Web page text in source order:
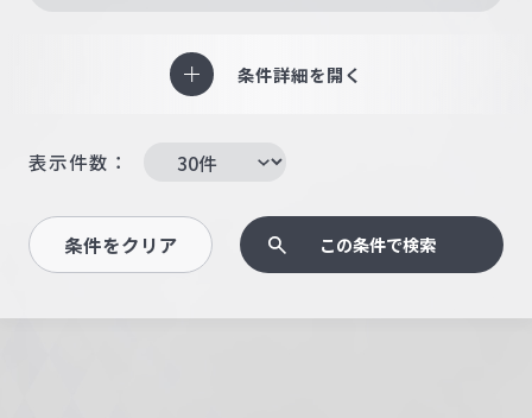
条件詳細を開く
表示件数：
条件をクリア この条件で検索